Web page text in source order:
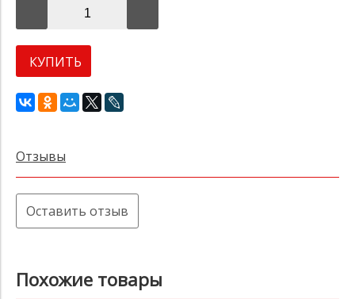
КУПИТЬ
Отзывы
Оставить отзыв
Похожие товары